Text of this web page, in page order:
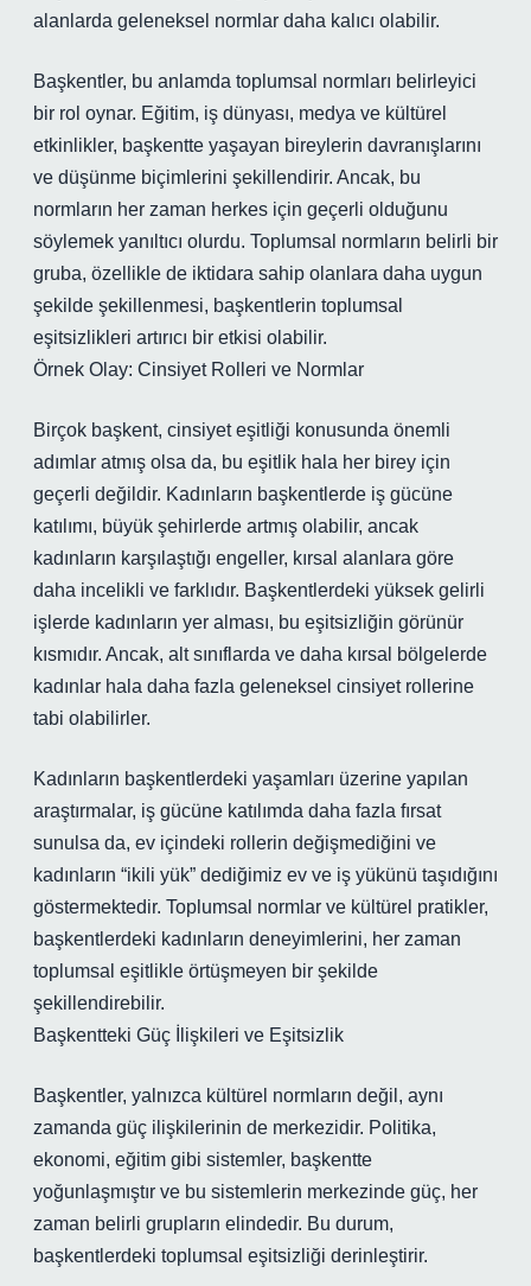
alanlarda geleneksel normlar daha kalıcı olabilir.
Başkentler, bu anlamda toplumsal normları belirleyici
bir rol oynar. Eğitim, iş dünyası, medya ve kültürel
etkinlikler, başkentte yaşayan bireylerin davranışlarını
ve düşünme biçimlerini şekillendirir. Ancak, bu
normların her zaman herkes için geçerli olduğunu
söylemek yanıltıcı olurdu. Toplumsal normların belirli bir
gruba, özellikle de iktidara sahip olanlara daha uygun
şekilde şekillenmesi, başkentlerin toplumsal
eşitsizlikleri artırıcı bir etkisi olabilir.
Örnek Olay: Cinsiyet Rolleri ve Normlar
Birçok başkent, cinsiyet eşitliği konusunda önemli
adımlar atmış olsa da, bu eşitlik hala her birey için
geçerli değildir. Kadınların başkentlerde iş gücüne
katılımı, büyük şehirlerde artmış olabilir, ancak
kadınların karşılaştığı engeller, kırsal alanlara göre
daha incelikli ve farklıdır. Başkentlerdeki yüksek gelirli
işlerde kadınların yer alması, bu eşitsizliğin görünür
kısmıdır. Ancak, alt sınıflarda ve daha kırsal bölgelerde
kadınlar hala daha fazla geleneksel cinsiyet rollerine
tabi olabilirler.
Kadınların başkentlerdeki yaşamları üzerine yapılan
araştırmalar, iş gücüne katılımda daha fazla fırsat
sunulsa da, ev içindeki rollerin değişmediğini ve
kadınların “ikili yük” dediğimiz ev ve iş yükünü taşıdığını
göstermektedir. Toplumsal normlar ve kültürel pratikler,
başkentlerdeki kadınların deneyimlerini, her zaman
toplumsal eşitlikle örtüşmeyen bir şekilde
şekillendirebilir.
Başkentteki Güç İlişkileri ve Eşitsizlik
Başkentler, yalnızca kültürel normların değil, aynı
zamanda güç ilişkilerinin de merkezidir. Politika,
ekonomi, eğitim gibi sistemler, başkentte
yoğunlaşmıştır ve bu sistemlerin merkezinde güç, her
zaman belirli grupların elindedir. Bu durum,
başkentlerdeki toplumsal eşitsizliği derinleştirir.